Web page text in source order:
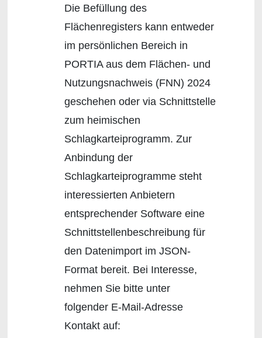
Die Befüllung des
Flächenregisters kann entweder
im persönlichen Bereich in
PORTIA aus dem Flächen- und
Nutzungsnachweis (FNN) 2024
geschehen oder via Schnittstelle
zum heimischen
Schlagkarteiprogramm. Zur
Anbindung der
Schlagkarteiprogramme steht
interessierten Anbietern
entsprechender Software eine
Schnittstellenbeschreibung für
den Datenimport im JSON-
Format bereit. Bei Interesse,
nehmen Sie bitte unter
folgender E-Mail-Adresse
Kontakt auf: